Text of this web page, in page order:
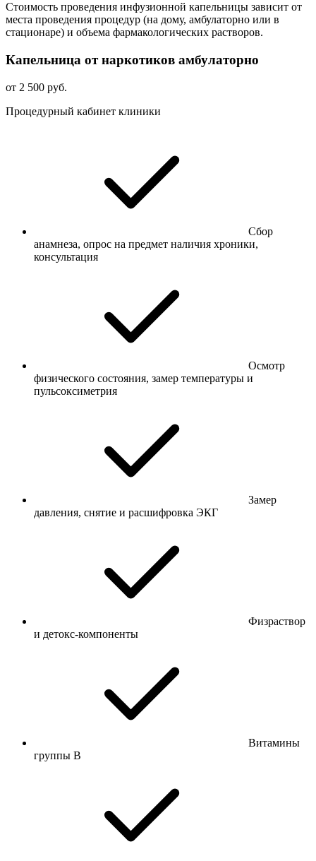
Стоимость проведения инфузионной капельницы зависит от
места проведения процедур (на дому, амбулаторно или в
стационаре) и объема фармакологических растворов.
Капельница от наркотиков амбулаторно
от 2 500 руб.
Процедурный кабинет клиники
Сбор
анамнеза, опрос на предмет наличия хроники,
консультация
Осмотр
физического состояния, замер температуры и
пульсоксиметрия
Замер
давления, снятие и расшифровка ЭКГ
Физраствор
и детокс-компоненты
Витамины
группы B